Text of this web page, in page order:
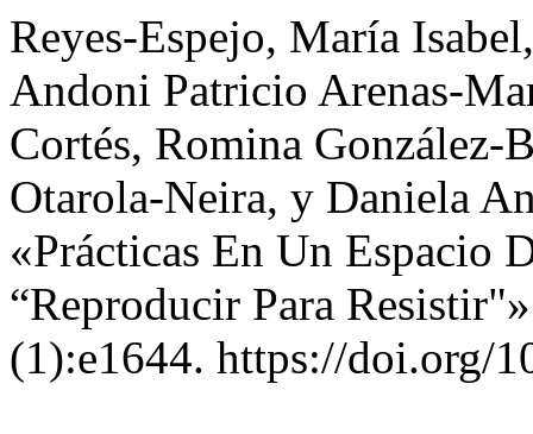
Reyes-Espejo, María
Andoni Patricio Arenas-
Cortés, Romina González-
Otarola-Neira, y Daniela
«Prácticas En Un Espacio
“Reproducir Para
(1):e1644. https://doi.org/